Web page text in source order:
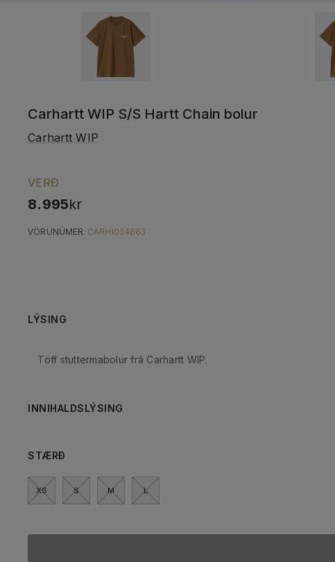
Carhartt WIP S/S Hartt Chain bolur
Carhartt WIP
VERÐ
8.995kr
VÖRUNÚMER: CARHI034663
LÝSING
Töff stuttermabolur frá Carhartt WIP.
INNIHALDSLÝSING
STÆRÐ
XS S M L